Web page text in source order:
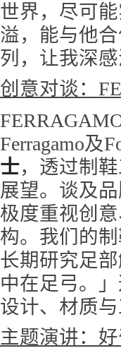
世界，尽可
溢，能与他
列，让我深感
创意对谈：
Ferragamo及
士，透过制
展望。谈及
极度重视创
构。我们的
长期研究足
中在足弓。
设计、材质
主题演讲：